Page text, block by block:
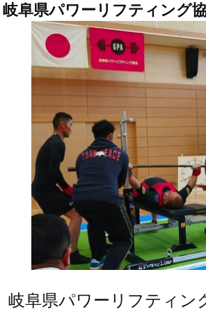
岐阜県パワーリフティング
岐阜県パワーリフティン